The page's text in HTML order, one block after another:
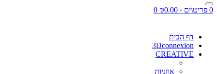
0 פריט\ים - ₪0.00 0
דף הבית
3Dconnexion
CREATIVE
אוזניות